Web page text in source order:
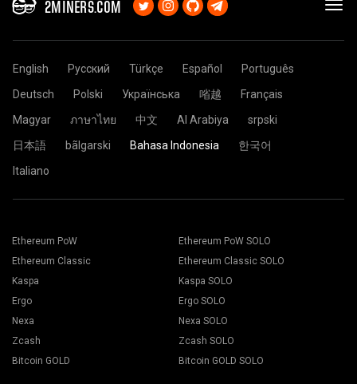
2MINERS.COM
English Русский Türkçe Español
Português
Deutsch
Polski Українська 㗂越
Français
Magyar
ภาษาไทย 中文 Al Arabiya
srpski
日本語
bãlgarski Bahasa Indonesia
한국어
Italiano
Ethereum PoW
Ethereum Classic
Kaspa
Ergo
Nexa
Zcash
Bitcoin GOLD
Ethereum PoW SOLO
Ethereum Classic SOLO
Kaspa SOLO
Ergo SOLO
Nexa SOLO
Zcash SOLO
Bitcoin GOLD SOLO